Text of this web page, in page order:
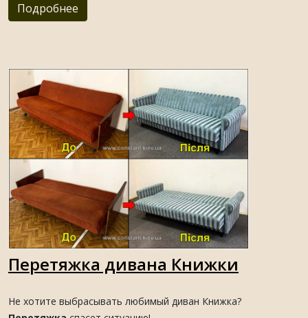
Подробнее
Перетяжка дивана Книжки
Не хотите выбрасывать любимый диван Книжка?